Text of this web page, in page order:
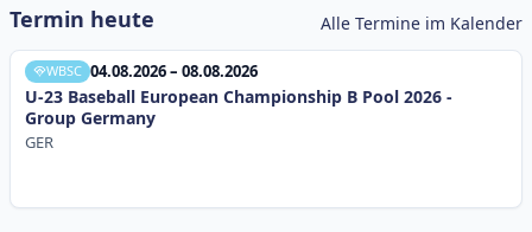
Termin heute Alle Termine im Kalender
WBSC 04.08.2026 – 08.08.2026
U-23 Baseball European Championship B Pool 2026 -
Group Germany
GER